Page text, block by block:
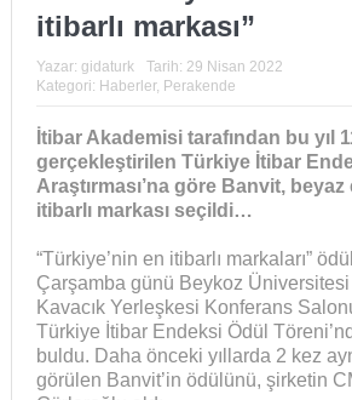
itibarlı markası”
Yazar: gidaturk Tarih: 29 Nisan 2022
Kategori: Haberler, Perakende
İtibar Akademisi tarafından bu yıl
gerçekleştirilen Türkiye İtibar
Araştırması’na göre Banvit,
itibarlı markası seçildi…
“Türkiye’nin en itibarlı markaları”
Çarşamba günü Beykoz
Kavacık Yerleşkesi Konferans
Türkiye İtibar Endeksi Ödül
buldu. Daha önceki yıllarda 2 kez
görülen Banvit’in ödülünü, şirketin